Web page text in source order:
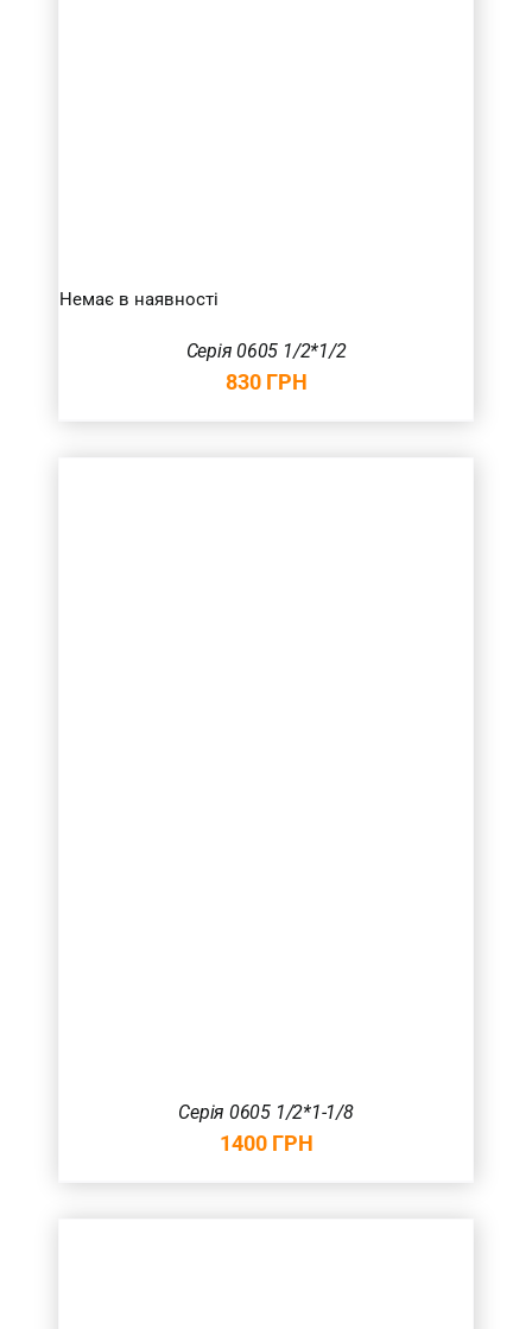
Немає в наявності
Серія 0605 1/2*1/2
830 ГРН
Серія 0605 1/2*1-1/8
1400 ГРН